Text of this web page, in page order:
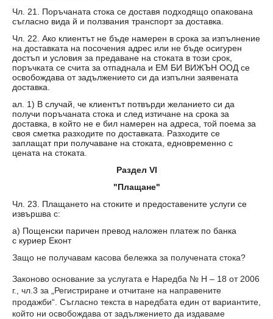
Чл. 21. Поръчаната стока се доставя подходящо опакована
съгласно вида й и ползвания транспорт за доставка.
Чл. 22. Ако клиентът не бъде намерен в срока за изпълнение
на доставката на посочения адрес или не бъде осигурен
достъп и условия за предаване на стоката в този срок,
поръчката се счита за отпаднала и ЕМ БИ ВИЖЪН ООД се
освобождава от задължението си да изпълни заявената
доставка.
ал. 1) В случай, че клиентът потвърди желанието си да
получи поръчаната стока и след изтичане на срока за
доставка, в който не е бил намерен на адреса, той поема за
своя сметка разходите по доставката. Разходите се
заплащат при получаване на стоката, едновременно с
цената на стоката.
Раздел VI
"Плащане"
Чл. 23. Плащането на стоките и предоставените услуги се
извършва с:
а) Пощенски паричен превод наложен платеж по банка
с куриер Еконт
Защо не получавам касова бележка за получената стока?
Законово основание за услугата е Наредба № Н – 18 от 2006
г., чл.3 за „Регистриране и отчитане на направените
продажби“. Съгласно текста в наредбата един от вариантите,
който ни освобождава от задължението да издаваме